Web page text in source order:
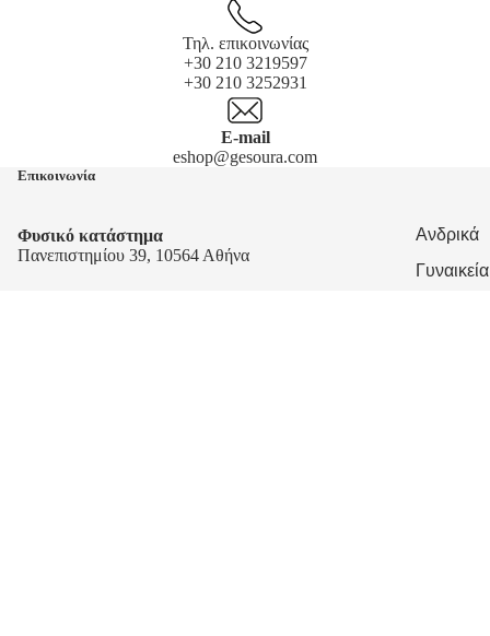
Ανδρικά
Γυναικεία
Τηλ. επικοινωνίας
+30 210 3219597
+30 210 3252931
E-mail
eshop@gesoura.com
Επικοινωνία
Φυσικό κατάστημα
Πανεπιστημίου 39, 10564 Αθήνα